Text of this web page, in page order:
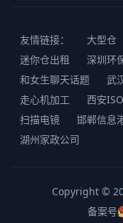
友情链接： 大型仓
迷你仓出租
深圳环
和女生聊天话题
武
走心机加工
西安
扫描电镜
邯郸信息
湖州家政公司
Copyright ©
备案号